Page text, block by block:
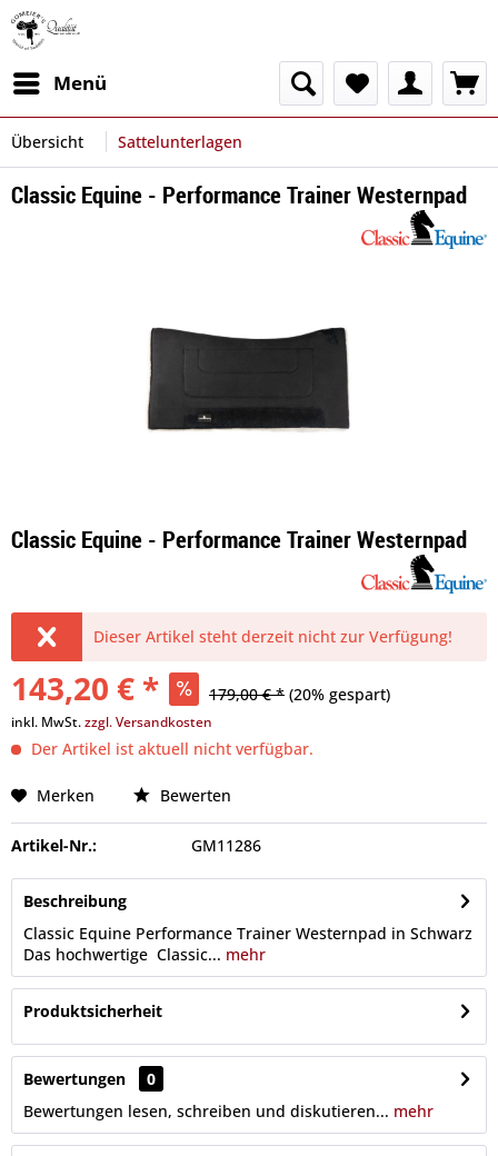
Menü
Übersicht Sattelunterlagen
Classic Equine - Performance Trainer Westernpad
Classic Equine - Performance Trainer Westernpad
Dieser Artikel steht derzeit nicht zur Verfügung!
143,20 € * 179,00 € * (20% gespart)
inkl. MwSt.zzgl. Versandkosten
Der Artikel ist aktuell nicht verfügbar.
Merken Bewerten
Artikel-Nr.: GM11286
Beschreibung
Classic Equine Performance Trainer Westernpad in Schwarz
Das hochwertige Classic... mehr
Produktsicherheit
Bewertungen
0
Bewertungen lesen, schreiben und diskutieren... mehr